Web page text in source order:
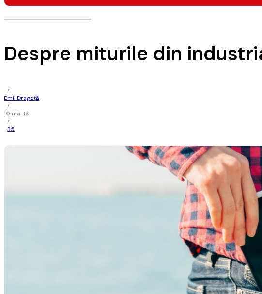
Despre miturile din
/
Emil Dragotă
/
10 mai 16
/
35